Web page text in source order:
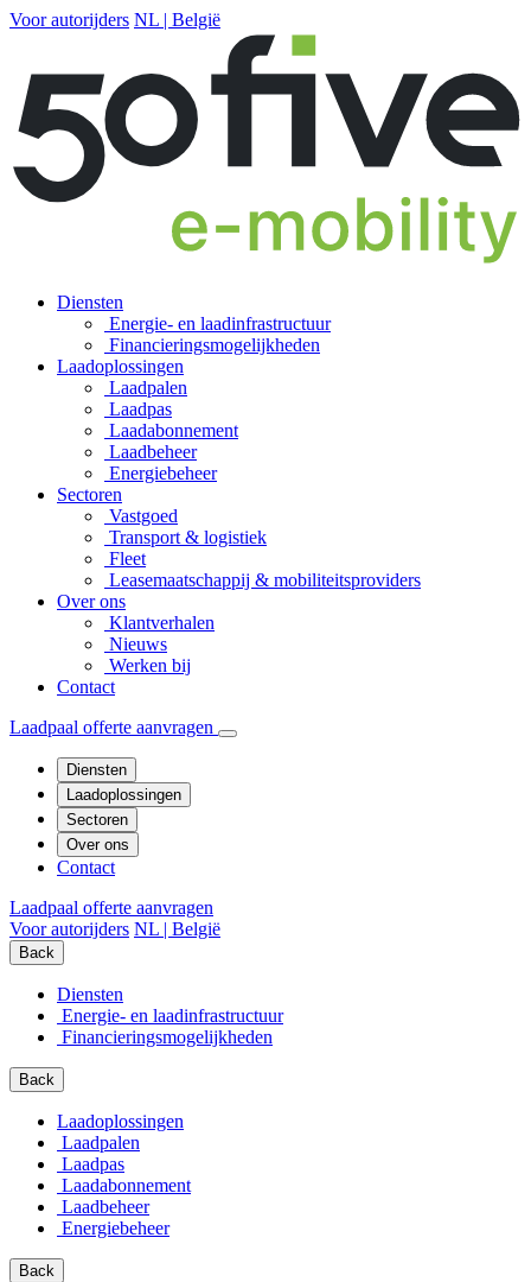
Voor autorijders NL | België
Diensten
Energie- en laadinfrastructuur
Financierings­mogelijkheden
Laadoplossingen
Laadpalen
Laadpas
Laadabonnement
Laadbeheer
Energiebeheer
Sectoren
Vastgoed
Transport & logistiek
Fleet
Leasemaatschappij & mobiliteitsproviders
Over ons
Klantverhalen
Nieuws
Werken bij
Contact
Laadpaal offerte aanvragen
Diensten
Laadoplossingen
Sectoren
Over ons
Contact
Laadpaal offerte aanvragen
Voor autorijders NL | België
Back
Diensten
Energie- en laadinfrastructuur
Financierings­mogelijkheden
Back
Laadoplossingen
Laadpalen
Laadpas
Laadabonnement
Laadbeheer
Energiebeheer
Back